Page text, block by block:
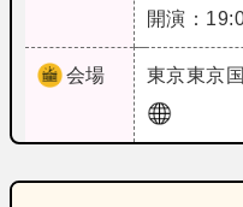
開演：
会場 東京東京